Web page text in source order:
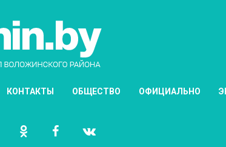
КОНТАКТЫ ОБЩЕСТВО ОФИЦИАЛЬНО